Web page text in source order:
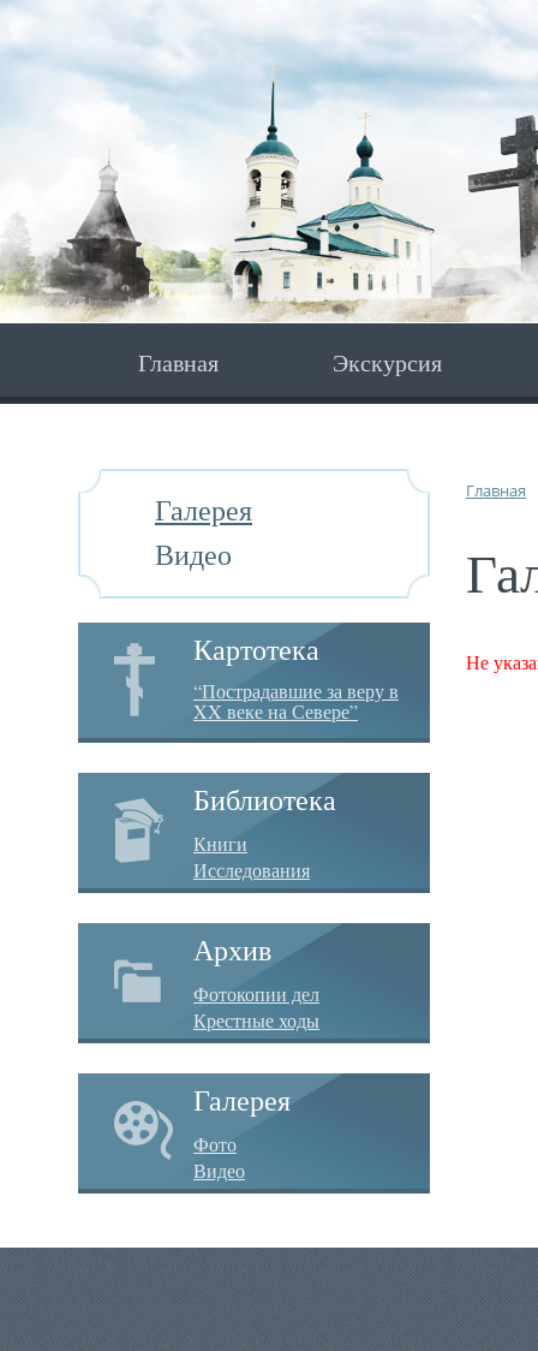
Главная Экскурсия
Галерея
Видео
Картотека
“Пострадавшие за веру в
XX веке на Севере”
Библиотека
Книги
Исследования
Архив
Фотокопии дел
Крестные ходы
Галерея
Фото
Видео
Главная
Не